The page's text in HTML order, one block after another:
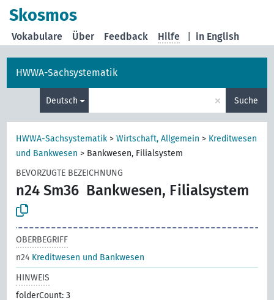
Skosmos
in English
Vokabulare Über Feedback Hilfe
HWWA-Sachsystematik
Deutsch × Suche
HWWA-Sachsystematik >Wirtschaft, Allgemein > Kreditwesen
und Bankwesen > Bankwesen, Filialsystem
BEVORZUGTE BEZEICHNUNG
n24 Sm36 Bankwesen, Filialsystem
OBERBEGRIFF
n24 Kreditwesen und Bankwesen
HINWEIS
folderCount: 3